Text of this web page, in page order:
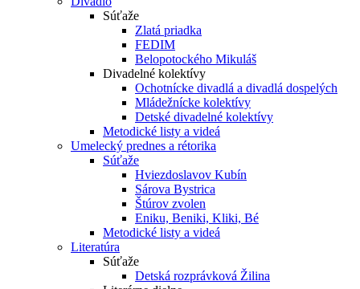
Súťaže
Zlatá priadka
FEDIM
Belopotockého Mikuláš
Divadelné kolektívy
Ochotnícke divadlá a divadlá dospelých
Mládežnícke kolektívy
Detské divadelné kolektívy
Metodické listy a videá
Umelecký prednes a rétorika
Súťaže
Hviezdoslavov Kubín
Sárova Bystrica
Štúrov zvolen
Eniku, Beniki, Kliki, Bé
Metodické listy a videá
Literatúra
Súťaže
Detská rozprávková Žilina